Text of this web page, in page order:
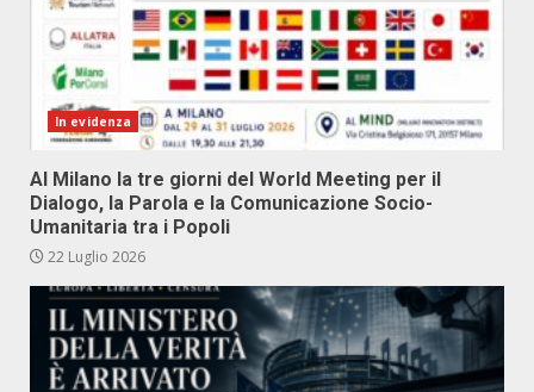
In evidenza
Al Milano la tre giorni del World Meeting per il
Dialogo, la Parola e la Comunicazione Socio-
Umanitaria tra i Popoli
22 Luglio 2026